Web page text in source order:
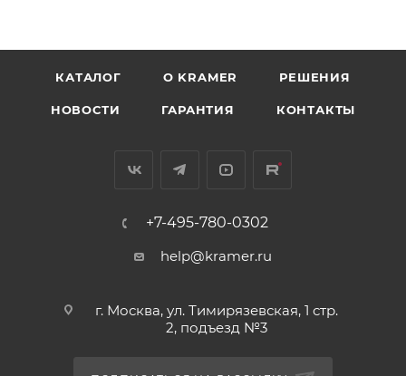
КАТАЛОГ O KRAMER РЕШЕНИЯ
НОВОСТИ ГАРАНТИЯ КОНТАКТЫ
+7-495-780-0302
help@kramer.ru
г. Москва, ул. Тимирязевская, 1 стр.
2, подъезд №3